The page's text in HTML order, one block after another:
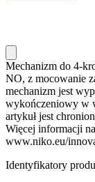
Mechanizm do 4-
NO, z mocowanie
mechanizm jest
wykończeniowy w
artykuł jest
Więcej informacji
www.niko.eu/
Identyfikatory